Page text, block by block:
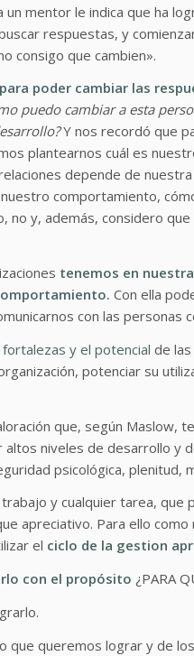
mentor le indica que ha
respuestas, y
consigo que cambien».
poder cambiar las
puedo cambiar a esta
Y nos recordó que
plantearnos cuál es
depende de
comportamiento,
y, además, considero
tenemos en
Con ella
con las personas
y el potencial de
potenciar su
que, según Maslow,
niveles de desarrollo y
psicológica, plenitud,
y cualquier tarea,
apreciativo. Para ello
el ciclo de la gestion
con el propósito ¿PARA
que queremos lograr y de